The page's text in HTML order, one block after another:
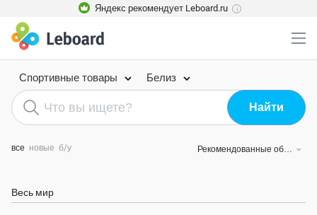
Яндекс рекомендует Leboard.ru i
Спортивные товары Белиз
все новые б/у Рекомендованные объявления
Весь мир